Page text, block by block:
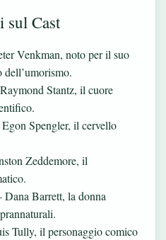
sul Cast
Venkman, noto per il suo
dell’umorismo.
Stantz, il cuore
Spengler, il cervello
Zeddemore, il
Dana Barrett, la donna
Tully, il personaggio comico